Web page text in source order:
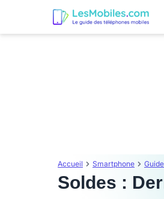
Accueil Smartphone
Soldes :